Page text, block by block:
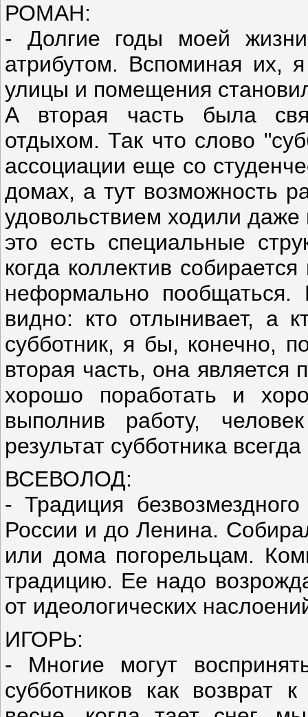
РОМАН:
- Долгие годы моей
атрибутом. Вспоминая их,
улицы и помещения
А вторая часть была
отдыхом. Так что слово
ассоциации еще со
домах, а тут возможность
удовольствием ходили
это есть специальные
когда коллектив
неформально пообщаться.
видно: кто отлынивает, а
субботник, я бы, конечно,
вторая часть, она
хорошо поработать и
выполнив работу,
результат субботника
ВСЕВОЛОД:
- Традиция
России и до Ленина.
или дома погорельцам.
традицию. Ее надо
от идеологических
ИГОРЬ:
- Многие могут
субботников как возврат